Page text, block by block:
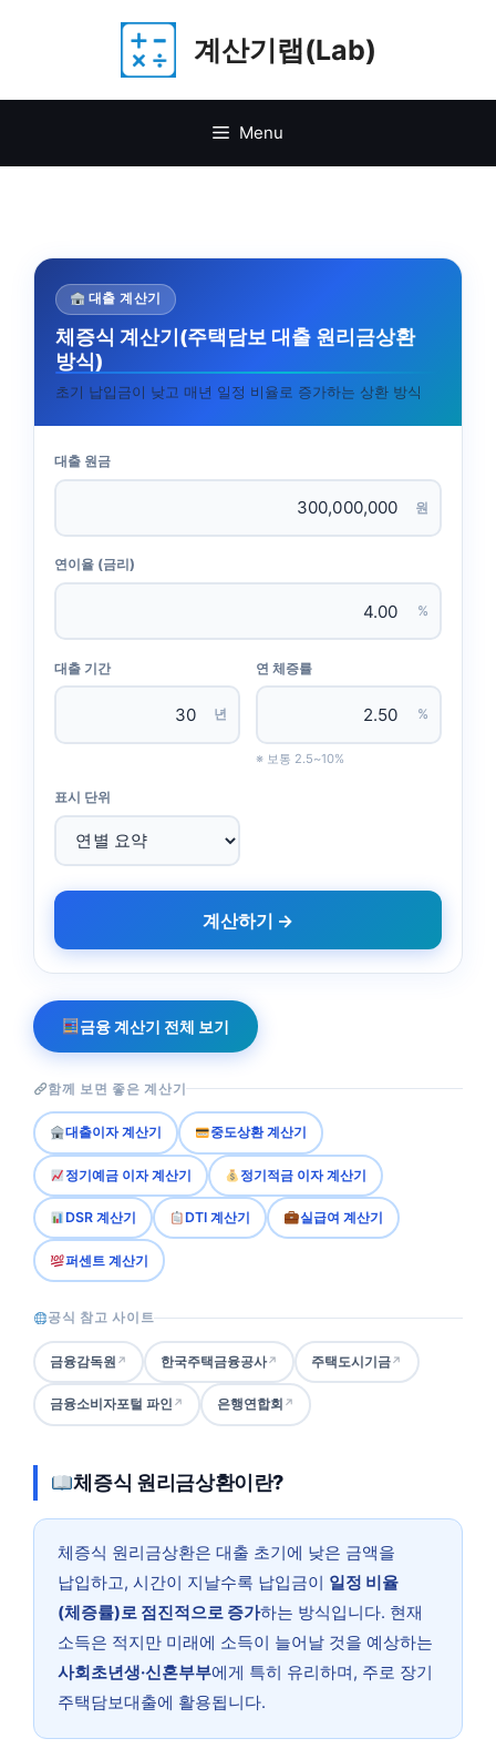
계산기랩(Lab)
Menu
대출 계산기
체증식 계산기(주택담보 대출 원리금상환
방식)
초기 납입금이 낮고 매년 일정 비율로 증가하는 상환 방식
대출 원금
원
연이율 (금리)
%
대출 기간
년
연 체증률
%
※ 보통 2.5~10%
표시 단위
계산하기 →
금융 계산기 전체 보기
함께 보면 좋은 계산기
대출이자 계산기 중도상환 계산기
정기예금 이자 계산기 정기적금 이자 계산기
DSR 계산기 DTI 계산기 실급여 계산기
퍼센트 계산기
공식 참고 사이트
금융감독원 ↗ 한국주택금융공사↗ 주택도시기금↗
금융소비자포털 파인 ↗ 은행연합회 ↗
체증식 원리금상환이란?
체증식 원리금상환은 대출 초기에 낮은 금액을
납입하고, 시간이 지날수록 납입금이 일정 비율
(체증률)로 점진적으로 증가하는 방식입니다. 현재
소득은 적지만 미래에 소득이 늘어날 것을 예상하는
사회초년생·신혼부부에게 특히 유리하며, 주로 장기
주택담보대출에 활용됩니다.